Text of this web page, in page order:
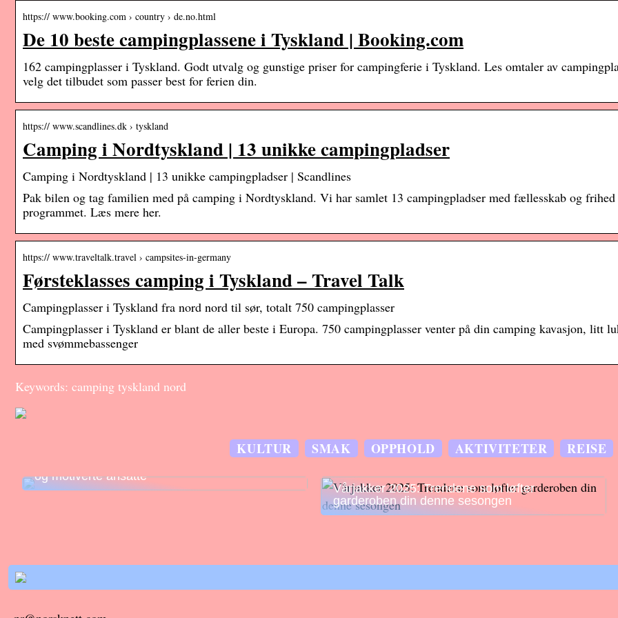
https:// www.booking.com › country › de.no.html
De 10 beste campingplassene i Tyskland | Booking.com
162 campingplasser i Tyskland. Godt utvalg og gunstige priser for campingferie i Tyskland. Les omtaler av
velg det tilbudet som passer best for ferien din.
https:// www.scandlines.dk › tyskland
Camping i Nordtyskland | 13 unikke campingpladser
Camping i Nordtyskland | 13 unikke campingpladser | Scandlines
Pak bilen og tag familien med på camping i Nordtyskland. Vi har samlet 13 campingpladser med fællesskab og frihed
programmet. Læs mere her.
https:// www.traveltalk.travel › campsites-in-germany
Førsteklasses camping i Tyskland – Travel Talk
Campingplasser i Tyskland fra nord nord til sør, totalt 750 campingplasser
Campingplasser i Tyskland er blant de aller beste i Europa. 750 campingplasser venter på din camping kavasjon, litt
med svømmebassenger
Keywords: camping tyskland nord
KULTUR SMAK OPPHOLD AKTIVITETER REISE
og motiverte ansatte
Vårjakker 2025: Trendene som løfter
garderoben din denne sesongen